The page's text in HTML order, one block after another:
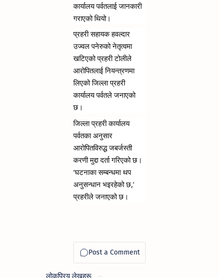
कार्यालय पर्वतलाई जानकारी
गराएको थियो।
प्रहरी सहायक हवल्दार
उज्वल पनेरुको नेतृत्वमा
खटिएको प्रहरी टोलीले
आरोपितलाई नियन्त्रणमा
लिएको जिल्ला प्रहरी
कार्यालय पर्वतले जनाएको
छ।
जिल्ला प्रहरी कार्यालय
पर्वतका अनुसार
आरोपितविरुद्ध जबर्जस्ती
करणी मुद्दा दर्ता गरिएको छ।
‘घटनाका सम्बन्धमा थप
अनुसन्धान भइरहेको छ,’
प्रहरीले जनाएको छ।
लोकप्रिय लेखहरू